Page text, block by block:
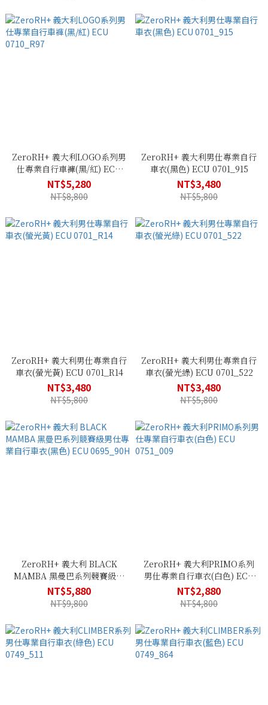
ZeroRH+ 義大利LOGO系列男
仕專業自行車褲(黑/紅) ECU
0710_R97
NT$5,280
NT$8,800
ZeroRH+ 義大利男仕專業自行
車衣(黑色) ECU 0701_915
NT$3,480
NT$5,800
ZeroRH+ 義大利男仕專業自行
車衣(螢光黃) ECU 0701_R14
NT$3,480
NT$5,800
ZeroRH+ 義大利男仕專業自行
車衣(螢光綠) ECU 0701_522
NT$3,480
NT$5,800
ZeroRH+ 義大利 BLACK
MAMBA 黑曼巴系列競賽級男
仕專業自行車衣(黑色) ECU
0695_90H
NT$5,880
NT$9,800
ZeroRH+ 義大利PRIMO系列
男仕專業自行車衣(白色) ECU
0751_009
NT$2,880
NT$4,800